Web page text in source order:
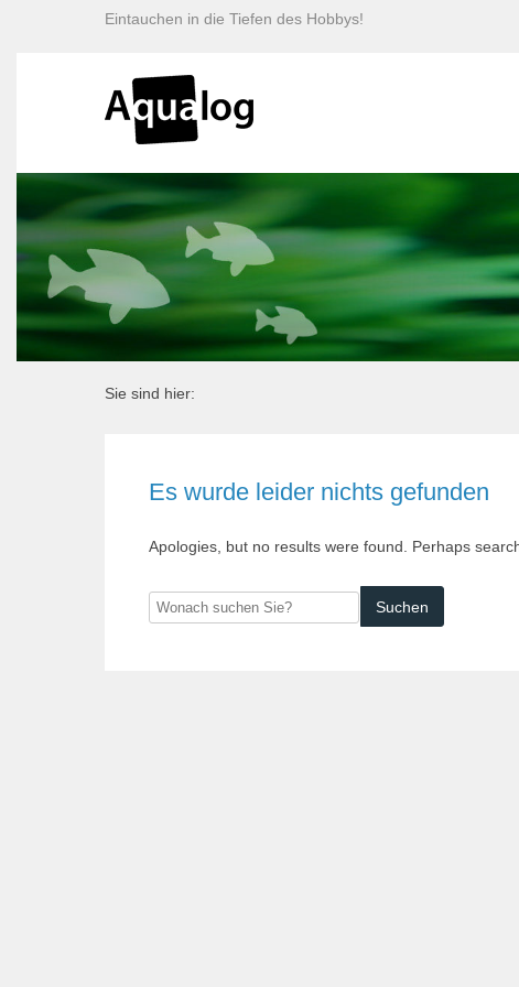
Eintauchen in die Tiefen des Hobbys!
Sie sind hier:
Es wurde leider nichts gefunden
Apologies, but no results were found. Perhaps
Wonach
suchen